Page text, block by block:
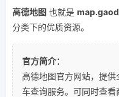
高德地图 也就是
分类下的优质资源。
官方简介：
高德地图官方网站，提
车查询服务。可同时查看